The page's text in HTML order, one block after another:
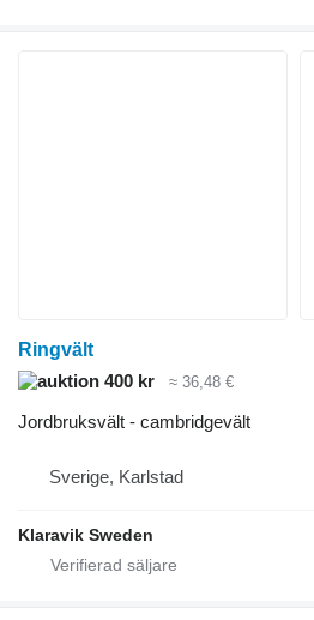
Ringvält
400 kr
≈ 36,48 €
Jordbruksvält - cambridgevält
Sverige, Karlstad
Klaravik Sweden